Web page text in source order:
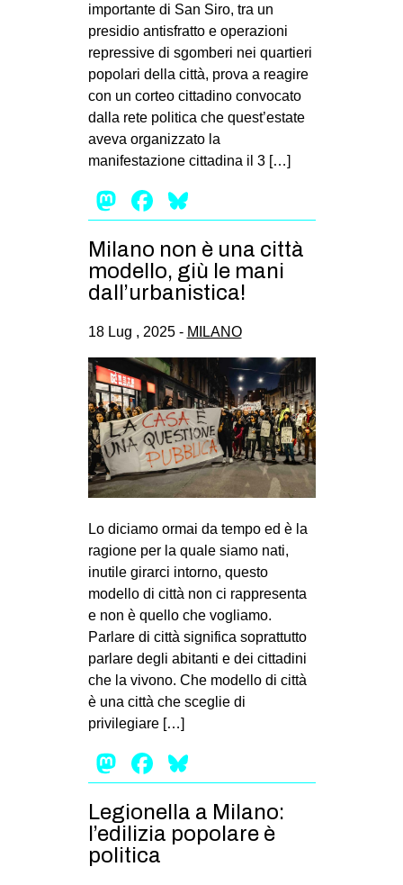
AMERICHE
ESTREMO ORIENTE
EUROPA
MEDIO ORIENTE
MONDO
in
Fb
tw
bsky
ms
SEARCH
importante di San Siro, tra un
presidio antisfratto e operazioni
repressive di sgomberi nei quartieri
popolari della città, prova a reagire
con un corteo cittadino convocato
dalla rete politica che quest’estate
aveva organizzato la
manifestazione cittadina il 3 […]
Mastodon
Facebook
Milano non è una città
modello, giù le mani
dall’urbanistica!
18 Lug , 2025 - MILANO
Lo diciamo ormai da tempo ed è la
ragione per la quale siamo nati,
inutile girarci intorno, questo
modello di città non ci rappresenta
e non è quello che vogliamo.
Parlare di città significa soprattutto
parlare degli abitanti e dei cittadini
che la vivono. Che modello di città
è una città che sceglie di
privilegiare […]
Mastodon
Facebook
Legionella a Milano:
l’edilizia popolare è
politica